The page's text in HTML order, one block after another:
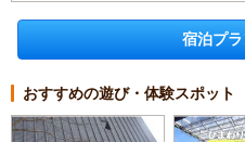
宿泊プ
おすすめの遊び・体験スポット